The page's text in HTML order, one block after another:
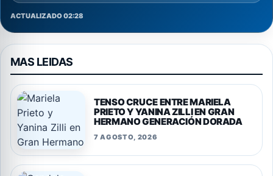
ACTUALIZADO 02:28
MAS LEIDAS
TENSO CRUCE ENTRE MARIELA
PRIETO Y YANINA ZILLI EN GRAN
HERMANO GENERACIÓN DORADA
7 AGOSTO, 2026